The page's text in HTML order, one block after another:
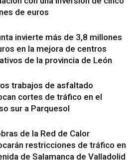
de euros
invierte más de 3,8 millones
en la mejora de centros
de la provincia de León
trabajos de asfaltado
cortes de tráfico en el
sur a Parquesol
de la Red de Calor
restricciones de tráfico en
de Salamanca de Valladolid